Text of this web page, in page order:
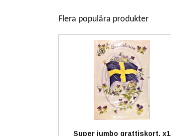
Flera populära produkter
Super jumbo grattiskort, x1